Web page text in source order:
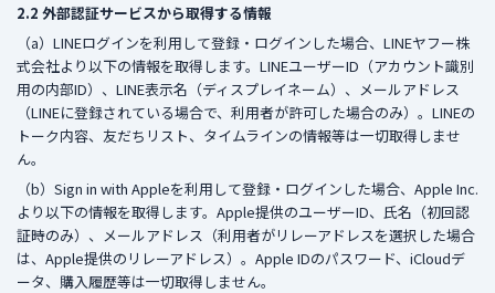
2.2 外部認証サービスから取得する情報
（a）LINEログインを利用して登録・ログインした場合、LINEヤフー株
式会社より以下の情報を取得します。LINEユーザーID（アカウント識別
用の内部ID）、LINE表示名（ディスプレイネーム）、メールアドレス
（LINEに登録されている場合で、利用者が許可した場合のみ）。LINEの
トーク内容、友だちリスト、タイムラインの情報等は一切取得しませ
ん。
（b）Sign in with Appleを利用して登録・ログインした場合、Apple Inc.
より以下の情報を取得します。Apple提供のユーザーID、氏名（初回認
証時のみ）、メールアドレス（利用者がリレーアドレスを選択した場合
は、Apple提供のリレーアドレス）。Apple IDのパスワード、iCloudデ
ータ、購入履歴等は一切取得しません。